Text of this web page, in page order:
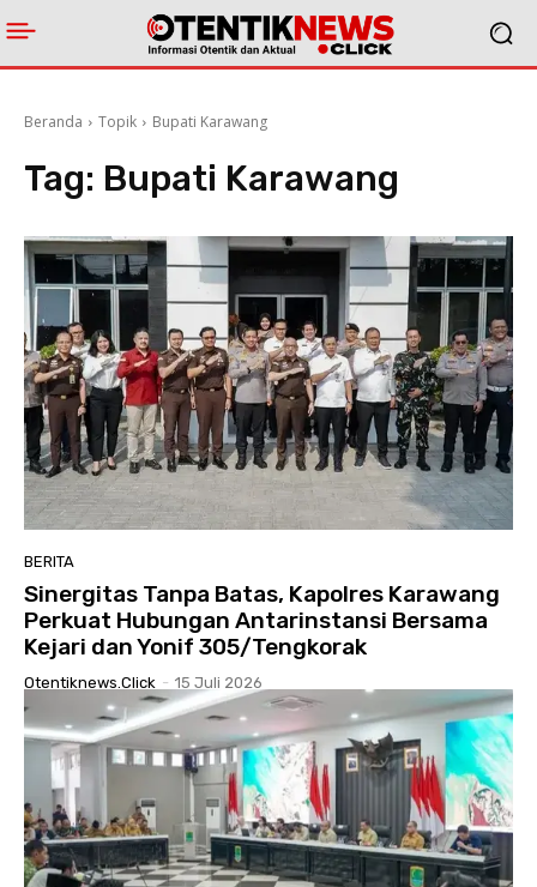
Beranda Topik Bupati Karawang
Tag: Bupati Karawang
BERITA
Sinergitas Tanpa Batas, Kapolres Karawang
Perkuat Hubungan Antarinstansi Bersama
Kejari dan Yonif 305/Tengkorak
Otentiknews.click - 15 Juli 2026